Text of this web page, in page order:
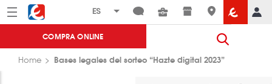
Menú Eroski
COMPRA ONLINE
Home Bases legales del sorteo “Hazte digital 2023”